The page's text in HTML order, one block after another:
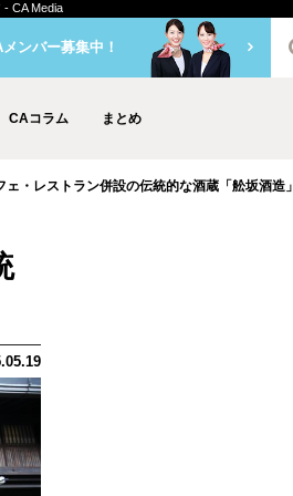
CA Media
CAコラム まとめ
ンバー募集中！
・レストラン併設の伝統的な酒蔵「舩坂酒造」